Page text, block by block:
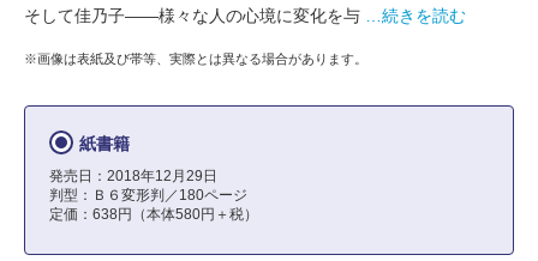
そして佳乃子――様々な人の心境に変化を与
…続きを読む
※画像は表紙及び帯等、実際とは異なる場合があります。
紙書籍
発売日：2018年12月29日
判型：Ｂ６変形判／180ページ
定価：638円（本体580円＋税）